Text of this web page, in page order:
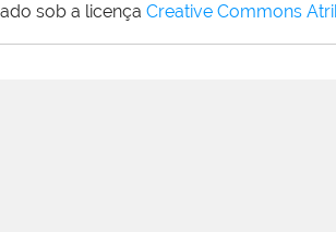
sob a licença Creative Commons